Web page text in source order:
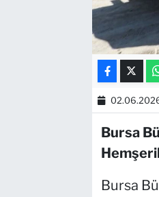
Bursa
Bursa